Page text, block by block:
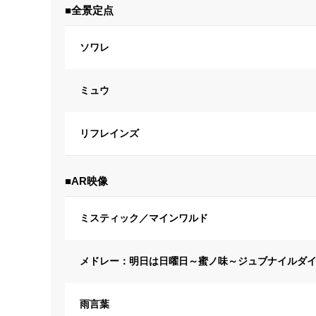
■全景定点
ソワレ
ミュウ
リフレインズ
■AR映像
ミスティック／マインワルド
メドレー：明日は日曜日～蜜ノ味～ジュブナイルダ
雨言葉